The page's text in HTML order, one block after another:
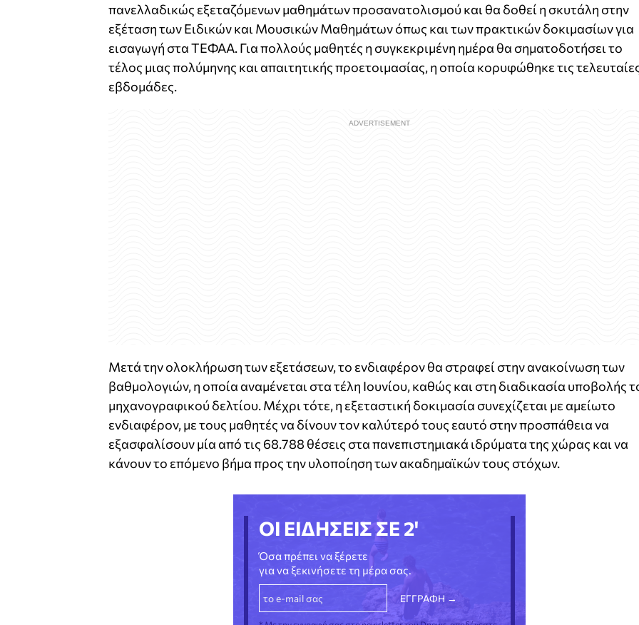
πανελλαδικώς εξεταζόμενων μαθημάτων προσανατολισμού και θα δοθεί η σκυτάλη στην
εξέταση των Ειδικών και Μουσικών Μαθημάτων όπως και των πρακτικών δοκιμασίων για
εισαγωγή στα ΤΕΦΑΑ. Για πολλούς μαθητές η συγκεκριμένη ημέρα θα σηματοδοτήσει το
τέλος μιας πολύμηνης και απαιτητικής προετοιμασίας, η οποία κορυφώθηκε τις
εβδομάδες.
Μετά την ολοκλήρωση των εξετάσεων, το ενδιαφέρον θα στραφεί στην ανακοίνωση των
βαθμολογιών, η οποία αναμένεται στα τέλη Ιουνίου, καθώς και στη διαδικασία υποβολής
μηχανογραφικού δελτίου. Μέχρι τότε, η εξεταστική δοκιμασία συνεχίζεται με αμείωτο
ενδιαφέρον, με τους μαθητές να δίνουν τον καλύτερό τους εαυτό στην προσπάθεια να
εξασφαλίσουν μία από τις 68.788 θέσεις στα πανεπιστημιακά ιδρύματα της χώρας και να
κάνουν το επόμενο βήμα προς την υλοποίηση των ακαδημαϊκών τους στόχων.
ΟΙ ΕΙΔΗΣΕΙΣ ΣΕ 2'
Όσα πρέπει να ξέρετε
για να ξεκινήσετε τη μέρα σας.